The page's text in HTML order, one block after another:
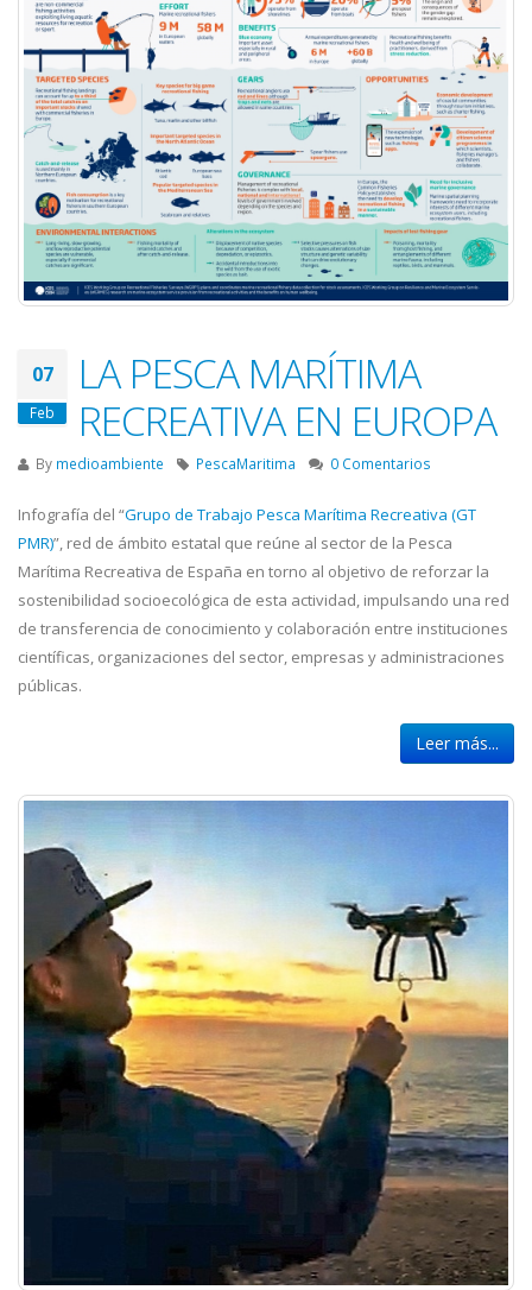
07
Feb
LA PESCA MARÍTIMA
RECREATIVA EN EUROPA
By medioambiente PescaMaritima 0 Comentarios
Infografía del “Grupo de Trabajo Pesca Marítima Recreativa (GT
PMR)”, red de ámbito estatal que reúne al sector de la Pesca
Marítima Recreativa de España en torno al objetivo de reforzar la
sostenibilidad socioecológica de esta actividad, impulsando una red
de transferencia de conocimiento y colaboración entre instituciones
científicas, organizaciones del sector, empresas y administraciones
públicas.
Leer más...